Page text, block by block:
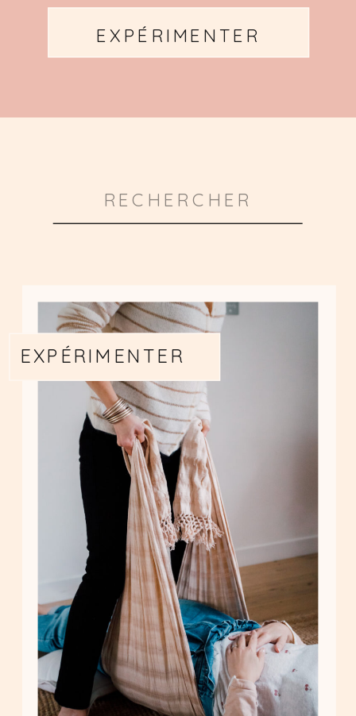
EXPÉRIMENTER
EXPÉRIMENTER
Search